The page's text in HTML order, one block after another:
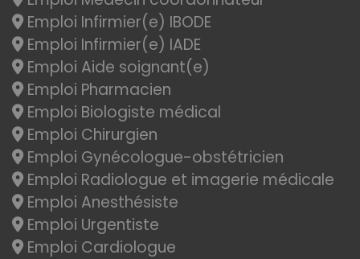
Emploi Infirmier(e) IBODE
Emploi Infirmier(e) IADE
Emploi Aide soignant(e)
Emploi Pharmacien
Emploi Biologiste médical
Emploi Chirurgien
Emploi Gynécologue-obstétricien
Emploi Radiologue et imagerie médicale
Emploi Anesthésiste
Emploi Urgentiste
Emploi Cardiologue